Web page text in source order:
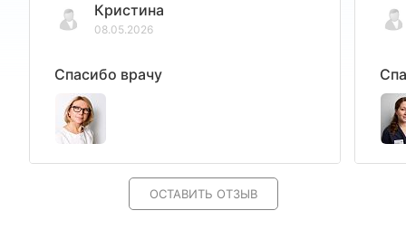
Кристина
08.05.2026
Спасибо врачу
ОСТАВИТЬ ОТЗЫВ